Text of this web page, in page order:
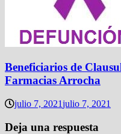
Beneficiarios de
Farmacias Arrocha
julio 7, 2021julio 7, 2021
Deja una respuesta